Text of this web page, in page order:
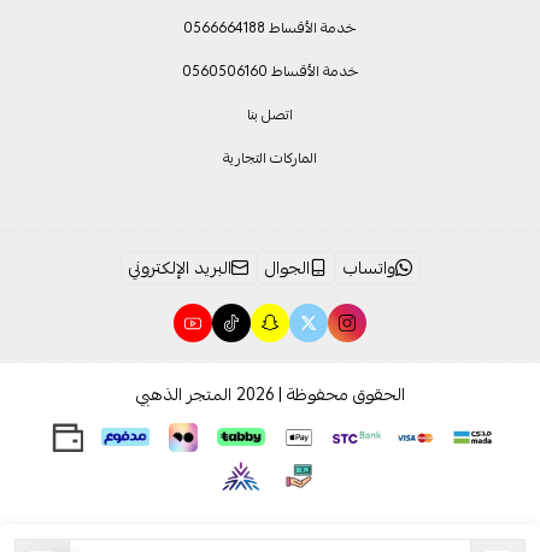
خدمة الأقساط 0566664188
خدمة الأقساط 0560506160
اتصل بنا
الماركات التجارية
واتساب الجوال البريد الإلكتروني
الحقوق محفوظة | 2026 المتجر الذهبي